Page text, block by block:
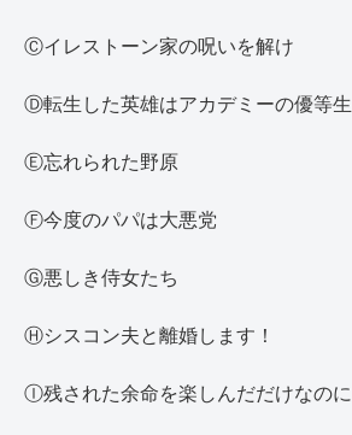
Ⓒイレストーン家の呪いを解け
Ⓓ転生した英雄はアカデミーの優等生
Ⓔ忘れられた野原
Ⓕ今度のパパは大悪党
Ⓖ悪しき侍女たち
Ⓗシスコン夫と離婚します！
Ⓘ残された余命を楽しんだだけなのに